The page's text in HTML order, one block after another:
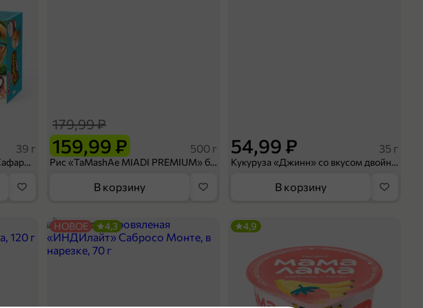
39 г
Печенье «Orion» Choco Boy Сафари кокос, 39 г
159,99 ₽
179,99 ₽
500 г
Рис «TaMashAe MIADI PREMIUM» басмати пропаренный, 500 г
В корзину
54,99 ₽ 35 г
Кукуруза «Джинн» со вкусом двойного сыра и чили, 35 г
В корзину
НОВОЕ 4,3 4,9